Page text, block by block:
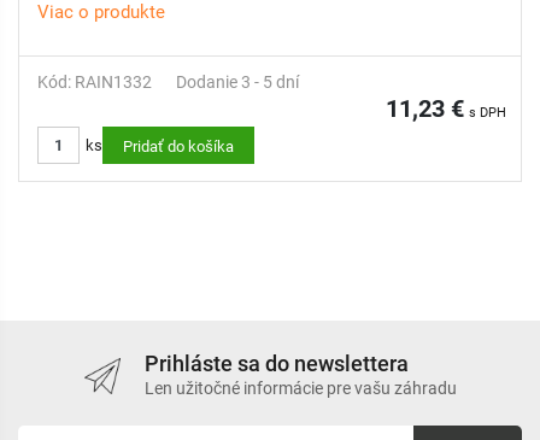
Viac o produkte
Kód: RAIN1332 Dodanie 3 - 5 dní
11,23 € s DPH
ks Pridať do košíka
Prihláste sa do newslettera
Len užitočné informácie pre vašu záhradu